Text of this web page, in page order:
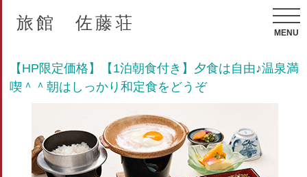
旅館 佐藤荘
MENU
【HP限定価格】【1泊朝食付き】夕食は自由♪温泉満
喫＾＾朝はしっかり和定食をどうぞ